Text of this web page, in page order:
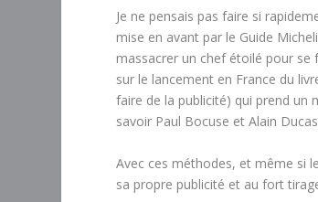
Je ne pensais pas faire si
mise en avant par le Guide
massacrer un chef étoilé pour se
sur le lancement en France du
faire de la publicité) qui prend un
savoir Paul Bocuse et Alain
Avec ces méthodes, et même si
sa propre publicité et au fort